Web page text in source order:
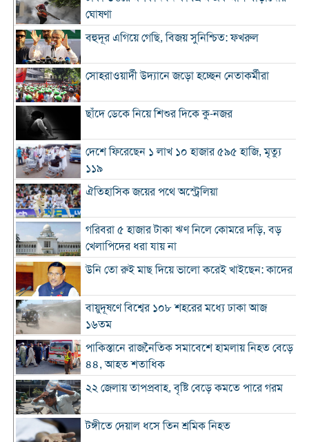
ঘোষণা
বহুদূর এগিয়ে গেছি, বিজয় সুনিশ্চিত: ফখরুল
সোহরাওয়ার্দী উদ্যানে জড়ো হচ্ছেন নেতাকর্মীরা
ছাঁদে ডেকে নিয়ে শিশুর দিকে কু-নজর
দেশে ফিরেছেন ১ লাখ ১০ হাজার ৫৯৫ হাজি, মৃত্যু
১১৯
ঐতিহাসিক জয়ের পথে অস্ট্রেলিয়া
গরিবরা ৫ হাজার টাকা ঋণ নিলে কোমরে দড়ি, বড়
খেলাপিদের ধরা যায় না
উনি তো রুই মাছ দিয়ে ভালো করেই খাইছেন: কাদের
বায়ুদূষণে বিশ্বের ১০৮ শহরের মধ্যে ঢাকা আজ
১৬তম
পাকিস্তানে রাজনৈতিক সমাবেশে হামলায় নিহত বেড়ে
৪৪, আহত শতাধিক
২২ জেলায় তাপপ্রবাহ, বৃষ্টি বেড়ে কমতে পারে গরম
টঙ্গীতে দেয়াল ধসে তিন শ্রমিক নিহত